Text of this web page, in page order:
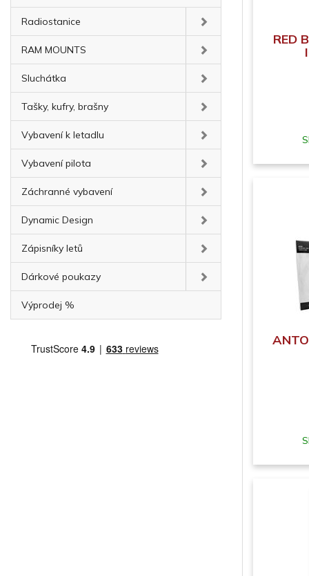
Radiostanice
RAM MOUNTS
Sluchátka
Tašky, kufry, brašny
Vybavení k letadlu
Vybavení pilota
Záchranné vybavení
Dynamic Design
Zápisníky letů
Dárkové poukazy
Výprodej %
RED